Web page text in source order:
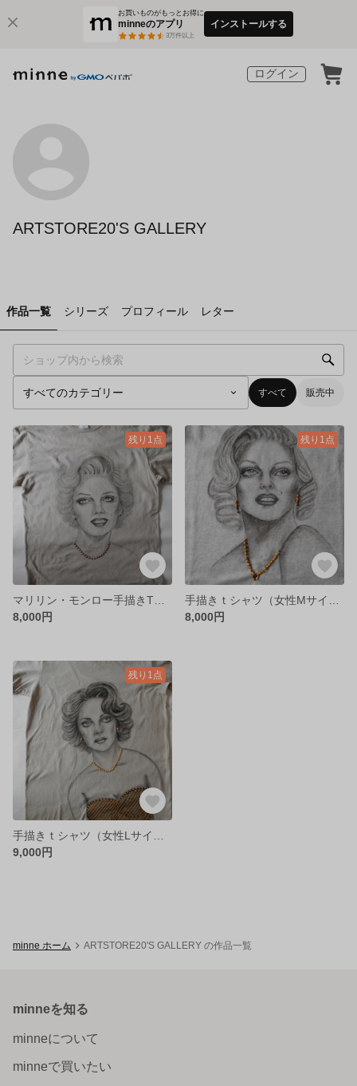
お買いものがもっとお得に
minneのアプリ
3万件以上
インストールする
ログイン
ARTSTORE20'S GALLERY
作品一覧 シリーズ プロフィール レター
すべて 販売中
残り1点
8,000円
残り1点
8,000円
残り1点
9,000円
minne ホーム ARTSTORE20'S GALLERY の作品一覧
minneを知る
minneについて
minneで買いたい